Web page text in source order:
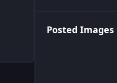
Posted Images